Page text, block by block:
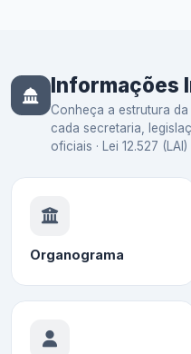
Informações
Conheça a estrutura
cada secretaria,
oficiais · Lei 12.527 (LAI)
Organograma